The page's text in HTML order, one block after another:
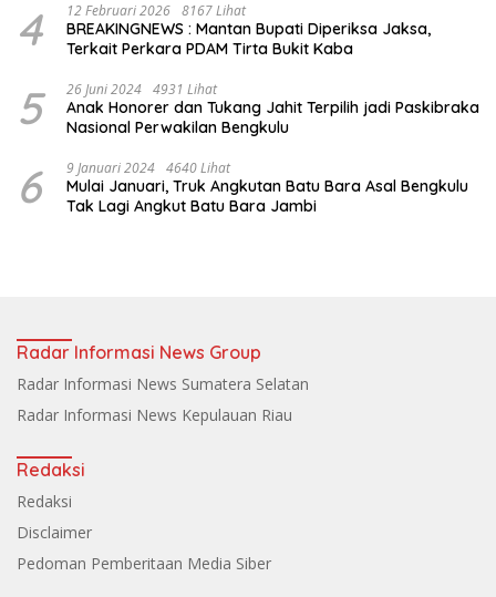
4 12 Februari 2026 8167 Lihat
BREAKINGNEWS : Mantan Bupati Diperiksa Jaksa,
Terkait Perkara PDAM Tirta Bukit Kaba
5 26 Juni 2024 4931 Lihat
Anak Honorer dan Tukang Jahit Terpilih jadi Paskibraka
Nasional Perwakilan Bengkulu
6 9 Januari 2024 4640 Lihat
Mulai Januari, Truk Angkutan Batu Bara Asal Bengkulu
Tak Lagi Angkut Batu Bara Jambi
Radar Informasi News Group
Radar Informasi News Sumatera Selatan
Radar Informasi News Kepulauan Riau
Redaksi
Redaksi
Disclaimer
Pedoman Pemberitaan Media Siber